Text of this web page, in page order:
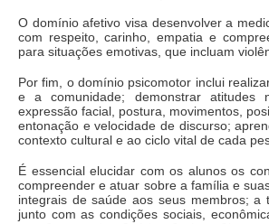
O domínio afetivo visa desenvolver a
com respeito, carinho, empatia e
para situações emotivas, que incluam
Por fim, o domínio psicomotor inclui
e a comunidade; demonstrar atitudes
expressão facial, postura, movimentos,
entonação e velocidade de discurso;
contexto cultural e ao ciclo vital de cada
É essencial elucidar com os alunos os
compreender e atuar sobre a família e
integrais de saúde aos seus membros; a
junto com as condições sociais,